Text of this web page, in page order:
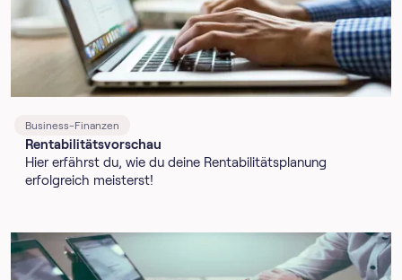
Business-Finanzen
Rentabilitätsvorschau
Hier erfährst du, wie du deine Rentabilitätsplanung
erfolgreich meisterst!